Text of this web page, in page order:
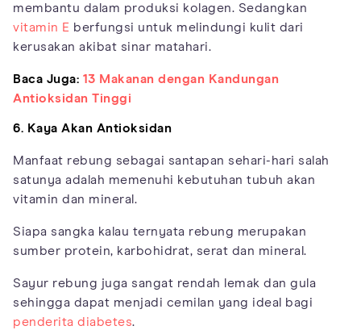
membantu dalam produksi kolagen. Sedangkan
vitamin E berfungsi untuk melindungi kulit dari
kerusakan akibat sinar matahari.
Baca Juga: 13 Makanan dengan Kandungan
Antioksidan Tinggi
6. Kaya Akan Antioksidan
Manfaat rebung sebagai santapan sehari-hari salah
satunya adalah memenuhi kebutuhan tubuh akan
vitamin dan mineral.
Siapa sangka kalau ternyata rebung merupakan
sumber protein, karbohidrat, serat dan mineral.
Sayur rebung juga sangat rendah lemak dan gula
sehingga dapat menjadi cemilan yang ideal bagi
penderita diabetes.